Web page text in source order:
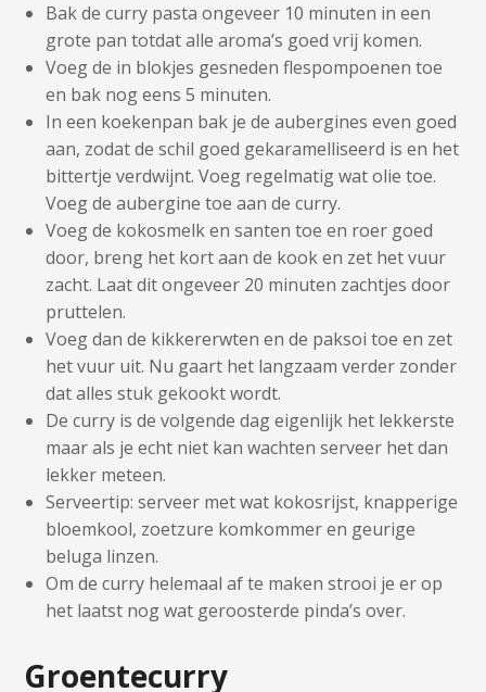
Bak de curry pasta ongeveer 10 minuten in een
grote pan totdat alle aroma’s goed vrij komen.
Voeg de in blokjes gesneden flespompoenen toe
en bak nog eens 5 minuten.
In een koekenpan bak je de aubergines even goed
aan, zodat de schil goed gekaramelliseerd is en het
bittertje verdwijnt. Voeg regelmatig wat olie toe.
Voeg de aubergine toe aan de curry.
Voeg de kokosmelk en santen toe en roer goed
door, breng het kort aan de kook en zet het vuur
zacht. Laat dit ongeveer 20 minuten zachtjes door
pruttelen.
Voeg dan de kikkererwten en de paksoi toe en zet
het vuur uit. Nu gaart het langzaam verder zonder
dat alles stuk gekookt wordt.
De curry is de volgende dag eigenlijk het lekkerste
maar als je echt niet kan wachten serveer het dan
lekker meteen.
Serveertip: serveer met wat kokosrijst, knapperige
bloemkool, zoetzure komkommer en geurige
beluga linzen.
Om de curry helemaal af te maken strooi je er op
het laatst nog wat geroosterde pinda’s over.
Groentecurry